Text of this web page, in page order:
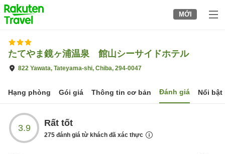
to
top
page
MỚI
たてやま鏡ヶ浦温泉 館山シーサイドホテル
822 Yawata, Tateyama-shi, Chiba, 294-0047
Hạng phòng Gói giá Thông tin cơ bản Đánh giá Nổi bật
3.9 Rất tốt
275 đánh giá từ khách đã xác thực